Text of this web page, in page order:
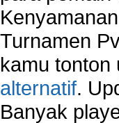
Turnamen
kamu
alternatif.
Banyak